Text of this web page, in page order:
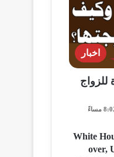
اخبار
للزواج
White
over,